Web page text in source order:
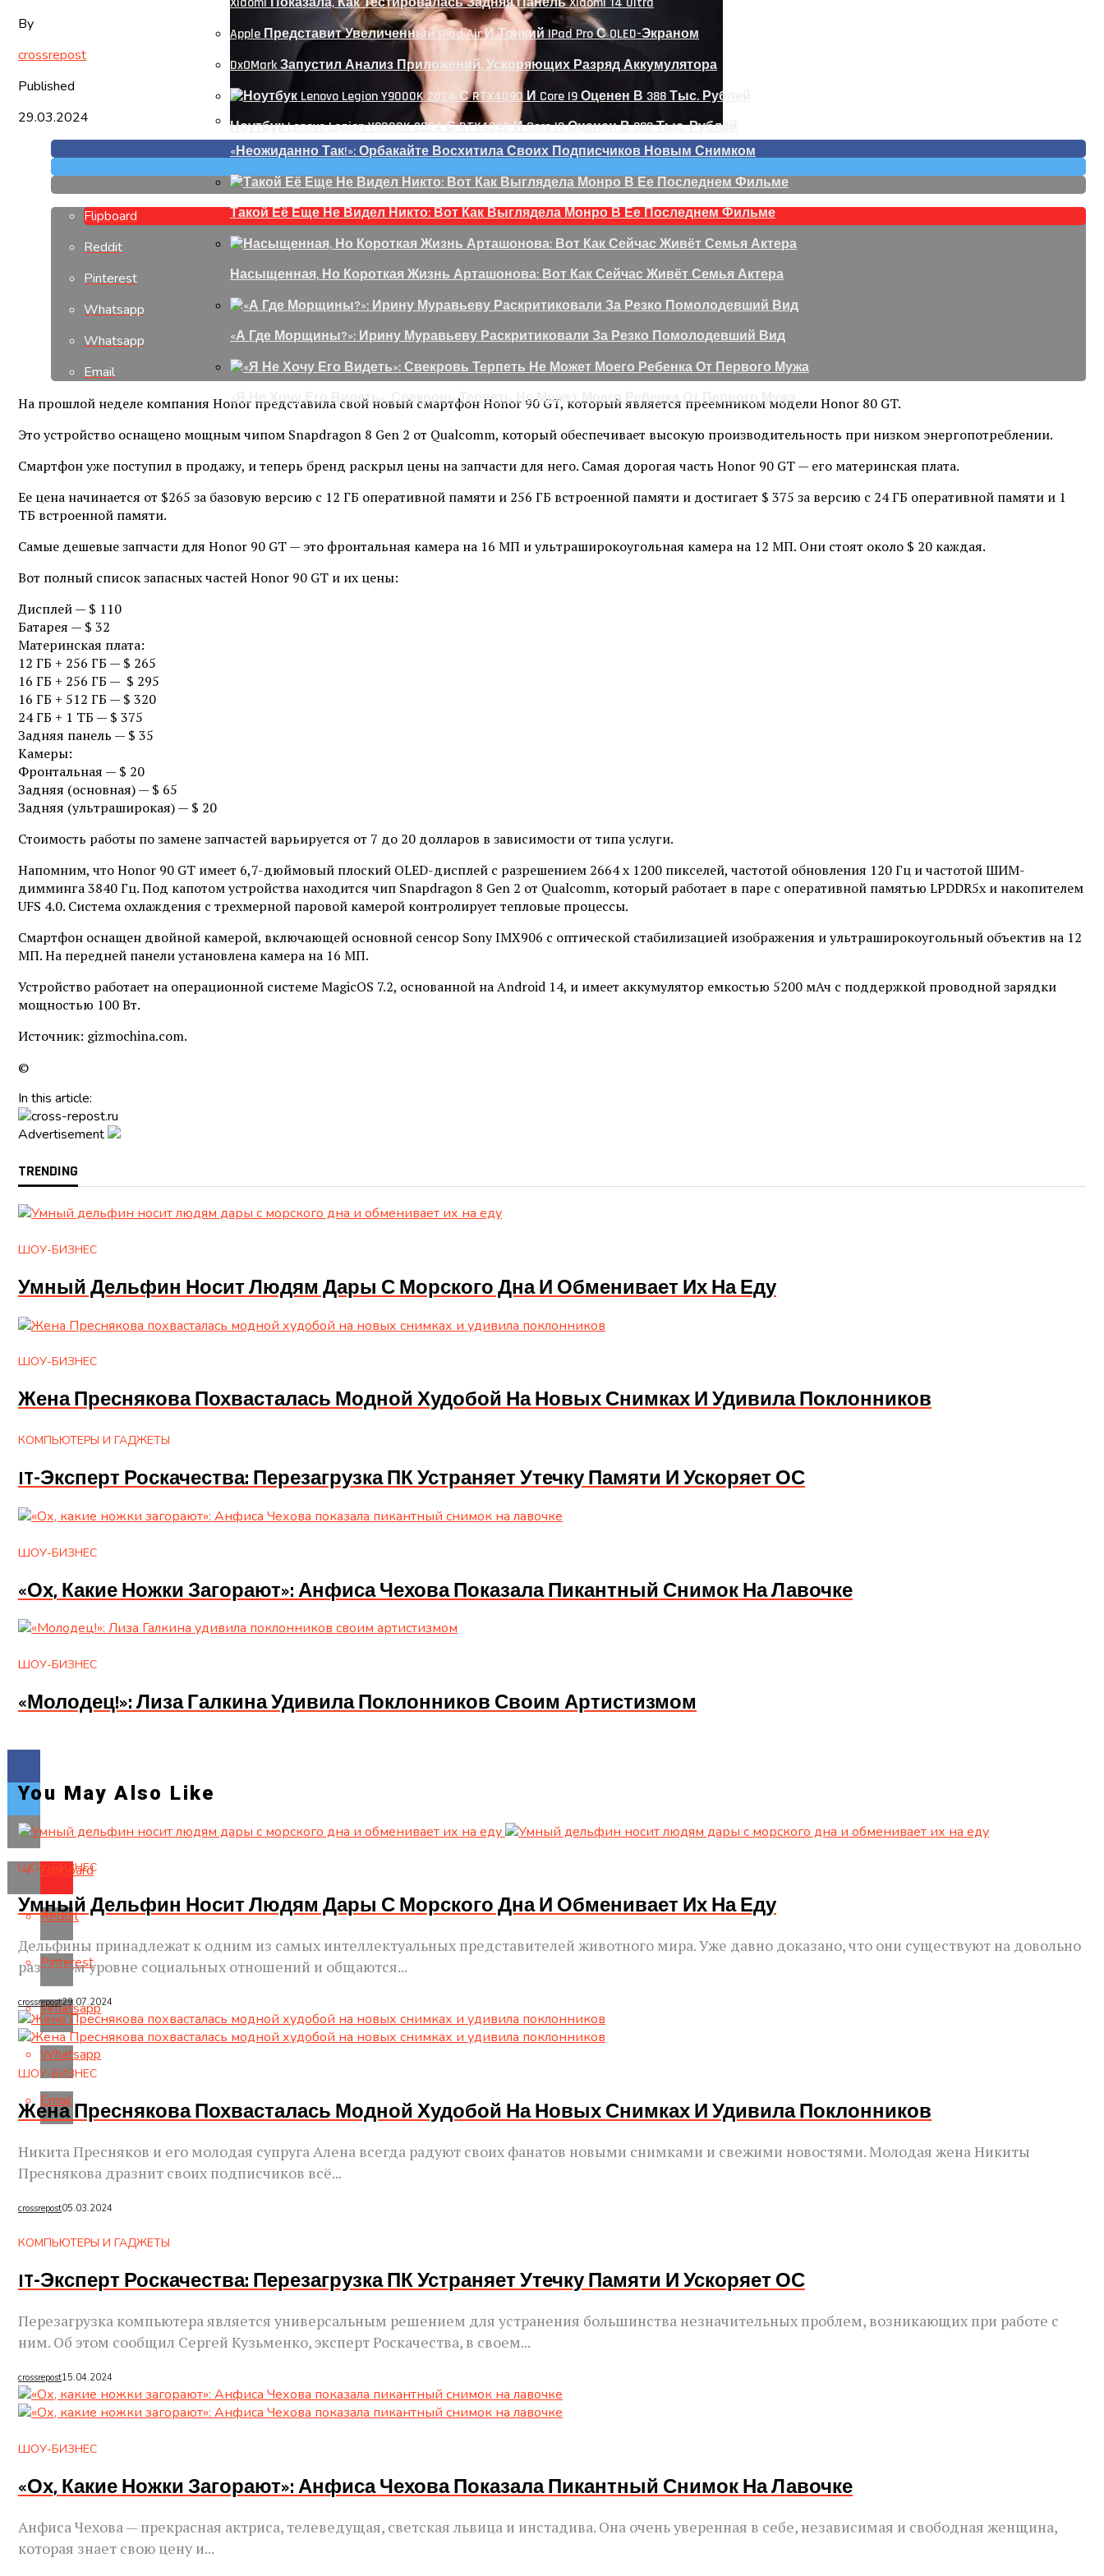
«Неожиданно Так!»: Орбакайте Восхитила Своих Подписчиков Новым Снимком
Такой Её Еще Не Видел Никто: Вот Как Выглядела Монро В Ее Последнем Фильме
Насыщенная, Но Короткая Жизнь Арташонова: Вот Как Сейчас Живёт Семья Актера
«А Где Морщины?»: Ирину Муравьеву Раскритиковали За Резко Помолодевший Вид
«Я Не Хочу Его Видеть»: Свекровь Терпеть Не Может Моего Ребенка От Первого Мужа
Apple Представит Увеличенный IPad Air И Тонкий IPad Pro С OLED-Экраном
DxOMark Запустил Анализ Приложений, Ускоряющих Разряд Аккумулятора
Ноутбук Lenovo Legion Y9000K 2024 С RTX4090 И Core I9 Оценен В 388 Тыс. Рублей
By
crossrepost
Published
29.03.2024
Flipboard
Reddit
Pinterest
Whatsapp
Whatsapp
Email
На прошлой неделе компания Honor представила свой новый смартфон Honor 90 GT, который является преемником модели Honor 80 GT.
Это устройство оснащено мощным чипом Snapdragon 8 Gen 2 от Qualcomm, который обеспечивает высокую производительность при низком энергопотреблении.
Смартфон уже поступил в продажу, и теперь бренд раскрыл цены на запчасти для него. Самая дорогая часть Honor 90 GT — его материнская плата.
Ее цена начинается от $265 за базовую версию с 12 ГБ оперативной памяти и 256 ГБ встроенной памяти и достигает $ 375 за версию с 24 ГБ оперативной памяти и 1
ТБ встроенной памяти.
Самые дешевые запчасти для Honor 90 GT — это фронтальная камера на 16 МП и ультраширокоугольная камера на 12 МП. Они стоят около $ 20 каждая.
Вот полный список запасных частей Honor 90 GT и их цены:
Дисплей — $ 110
Батарея — $ 32
Материнская плата:
12 ГБ + 256 ГБ — $ 265
16 ГБ + 256 ГБ — $ 295
16 ГБ + 512 ГБ — $ 320
24 ГБ + 1 ТБ — $ 375
Задняя панель — $ 35
Камеры:
Фронтальная — $ 20
Задняя (основная) — $ 65
Задняя (ультраширокая) — $ 20
Стоимость работы по замене запчастей варьируется от 7 до 20 долларов в зависимости от типа услуги.
Напомним, что Honor 90 GT имеет 6,7-дюймовый плоский OLED-дисплей с разрешением 2664 x 1200 пикселей, частотой обновления 120 Гц и частотой ШИМ-
димминга 3840 Гц. Под капотом устройства находится чип Snapdragon 8 Gen 2 от Qualcomm, который работает в паре с оперативной памятью LPDDR5x и накопителем
UFS 4.0. Система охлаждения с трехмерной паровой камерой контролирует тепловые процессы.
Смартфон оснащен двойной камерой, включающей основной сенсор Sony IMX906 с оптической стабилизацией изображения и ультраширокоугольный объектив на 12
МП. На передней панели установлена камера на 16 МП.
Устройство работает на операционной системе MagicOS 7.2, основанной на Android 14, и имеет аккумулятор емкостью 5200 мАч с поддержкой проводной зарядки
мощностью 100 Вт.
Источник: gizmochina.com.
©
In this article:
Advertisement
TRENDING
ШОУ-БИЗНЕС
Умный Дельфин Носит Людям Дары С Морского Дна И Обменивает Их На Еду
ШОУ-БИЗНЕС
Жена Преснякова Похвасталась Модной Худобой На Новых Снимках И Удивила Поклонников
КОМПЬЮТЕРЫ И ГАДЖЕТЫ
IT-Эксперт Роскачества: Перезагрузка ПК Устраняет Утечку Памяти И Ускоряет ОС
ШОУ-БИЗНЕС
«Ох, Какие Ножки Загорают»: Анфиса Чехова Показала Пикантный Снимок На Лавочке
ШОУ-БИЗНЕС
«Молодец!»: Лиза Галкина Удивила Поклонников Своим Артистизмом
Flipboard
Reddit
Pinterest
Whatsapp
Whatsapp
Email
You May Also Like
ШОУ-БИЗНЕС
Умный Дельфин Носит Людям Дары С Морского Дна И Обменивает Их На Еду
Дельфины принадлежат к одним из самых интеллектуальных представителей животного мира. Уже давно доказано, что они существуют на довольно
развитом уровне социальных отношений и общаются...
crossrepost29.07.2024
ШОУ-БИЗНЕС
Жена Преснякова Похвасталась Модной Худобой На Новых Снимках И Удивила Поклонников
Никита Пресняков и его молодая супруга Алена всегда радуют своих фанатов новыми снимками и свежими новостями. Молодая жена Никиты
Преснякова дразнит своих подписчиков всё...
crossrepost05.03.2024
КОМПЬЮТЕРЫ И ГАДЖЕТЫ
IT-Эксперт Роскачества: Перезагрузка ПК Устраняет Утечку Памяти И Ускоряет ОС
Перезагрузка компьютера является универсальным решением для устранения большинства незначительных проблем, возникающих при работе с
ним. Об этом сообщил Сергей Кузьменко, эксперт Роскачества, в своем...
crossrepost15.04.2024
ШОУ-БИЗНЕС
«Ох, Какие Ножки Загорают»: Анфиса Чехова Показала Пикантный Снимок На Лавочке
Анфиса Чехова — прекрасная актриса, телеведущая, светская львица и инстадива. Она очень уверенная в себе, независимая и свободная женщина,
которая знает свою цену и...